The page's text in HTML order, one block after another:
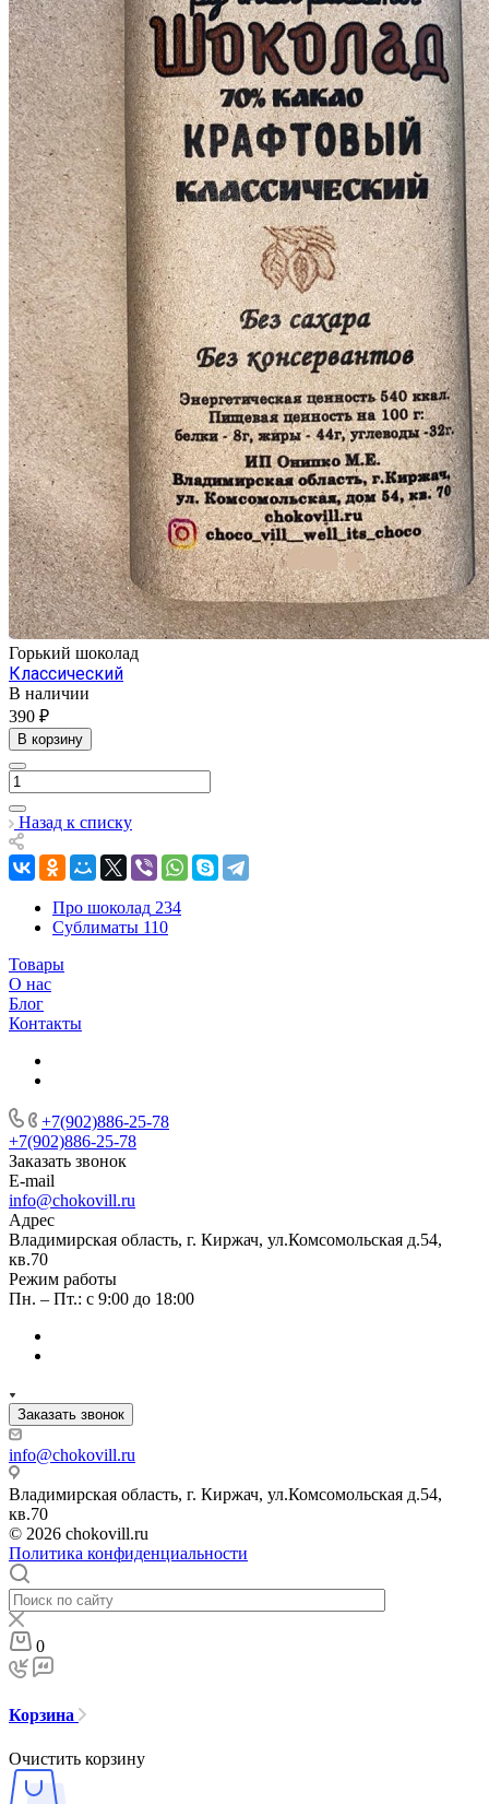
Горький шоколад
Классический
В наличии
390 ₽
В корзину
Назад к списку
Про шоколад 234
Сублиматы 110
Товары
О нас
Блог
Контакты
+7(902)886-25-78
+7(902)886-25-78
Заказать звонок
E-mail
info@chokovill.ru
Адрес
Владимирская область, г. Киржач, ул.Комсомольская д.54,
кв.70
Режим работы
Пн. – Пт.: с 9:00 до 18:00
Заказать звонок
info@chokovill.ru
Владимирская область, г. Киржач, ул.Комсомольская д.54,
кв.70
© 2026 chokovill.ru
Политика конфиденциальности
0
Корзина
Очистить корзину